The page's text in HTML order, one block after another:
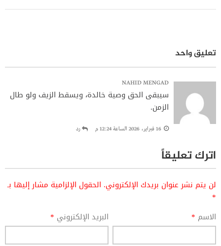
تعليق واحد
NAHID MENGAD
سيبقى الحق وصية خالدة، ويسقط الزيف ولو طال
الزمن.
16 فبراير، 2026 الساعة 12:24 م رد
اترك تعليقاً
لن يتم نشر عنوان بريدك الإلكتروني. الحقول الإلزامية مشار إليها بـ
*
الاسم * البريد الإلكتروني *